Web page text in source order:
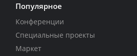
Популярное
Конференции
Специальные проекты
Маркет